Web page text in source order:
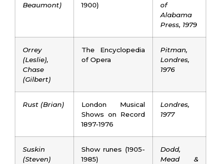
Beaumont)
1900)
of
Alabama
Press, 1979
Orrey
(Leslie),
Chase
(Gilbert)
The Encyclopedia
of Opera
Pitman,
Londres,
1976
Rust (Brian)
London Musical
Shows on Record
1897-1976
Londres,
1977
Suskin
(Steven)
Show runes (1905-
1985)
Dodd,
Mead &